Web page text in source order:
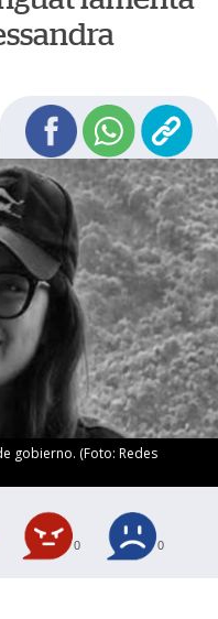
gobierno. (Foto: Redes
0 0